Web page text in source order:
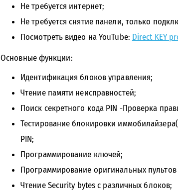
Не требуется интернет;
Не требуется снятие панели, только
Посмотреть видео на YouTube: Direct KEY
Основные функции:
Идентификация блоков управления;
Чтение памяти неисправностей;
Поиск секретного кода PIN -Проверка
Тестирование блокировки
PIN;
Программирование ключей;
Программирование оригинальных
Чтение Security bytes с различных блоков;